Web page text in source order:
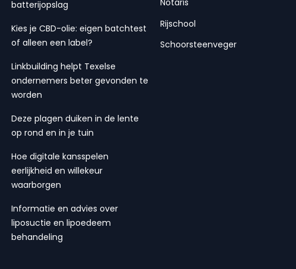
batterijopslag
Kies je CBD-olie: eigen batchtest
of alleen een label?
Linkbuilding helpt Texelse
ondernemers beter gevonden te
worden
Deze plagen duiken in de lente
op rond en in je tuin
Hoe digitale kansspelen
eerlijkheid en willekeur
waarborgen
Informatie en advies over
liposuctie en lipoedeem
behandeling
Notaris
Rijschool
Schoorsteenveger